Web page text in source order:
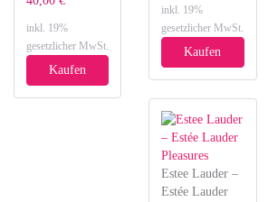
inkl. 19%
gesetzlicher MwSt.
Kaufen
inkl. 19%
gesetzlicher MwSt.
Kaufen
Estee Lauder –
Estée Lauder